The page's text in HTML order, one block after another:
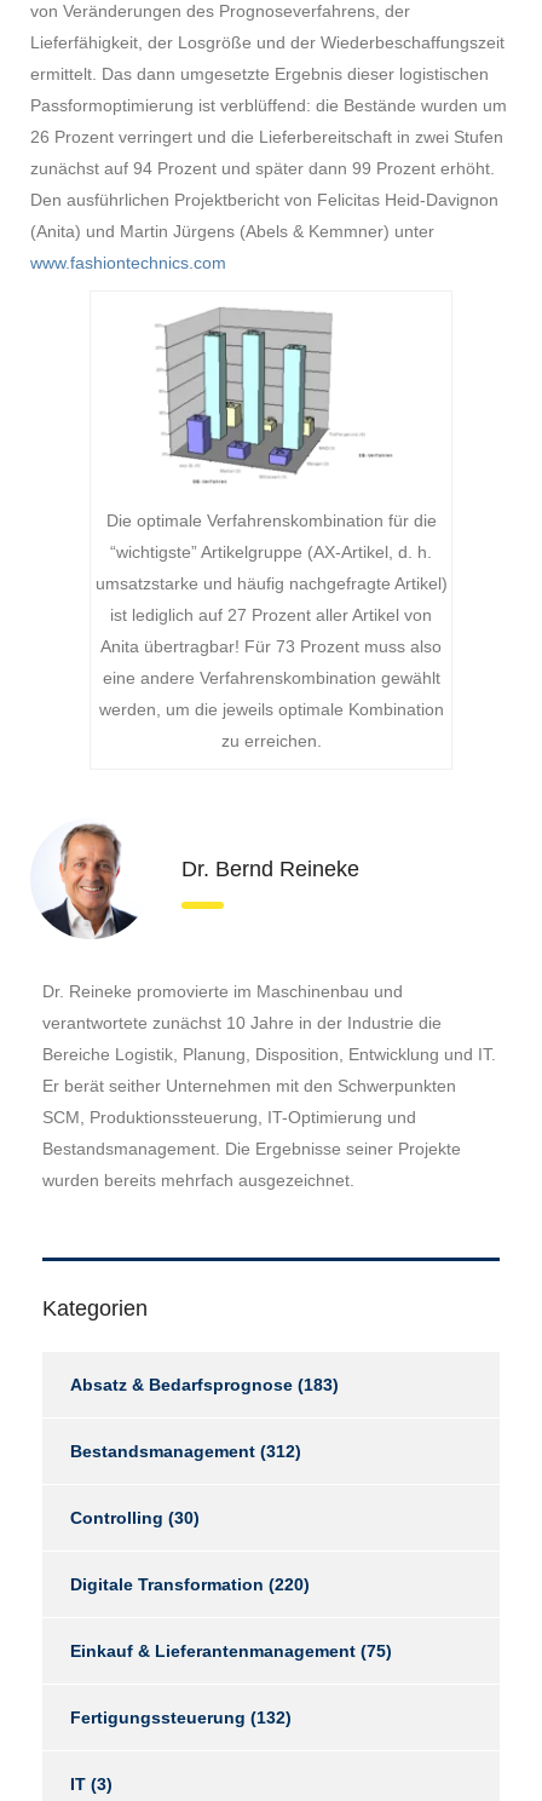
von Veränderungen des Prognoseverfahrens, der
Lieferfähigkeit, der Losgröße und der Wiederbeschaffungszeit
ermittelt. Das dann umgesetzte Ergebnis dieser logistischen
Passformoptimierung ist verblüffend: die Bestände wurden um
26 Prozent verringert und die Lieferbereitschaft in zwei Stufen
zunächst auf 94 Prozent und später dann 99 Prozent erhöht.
Den ausführlichen Projektbericht von Felicitas Heid-Davignon
(Anita) und Martin Jürgens (Abels & Kemmner) unter
www.fashiontechnics.com
Die optimale Verfahrenskombination für die
“wichtigste” Artikelgruppe (AX-Artikel, d. h.
umsatzstarke und häufig nachgefragte Artikel)
ist lediglich auf 27 Prozent aller Artikel von
Anita übertragbar! Für 73 Prozent muss also
eine andere Verfahrenskombination gewählt
werden, um die jeweils optimale Kombination
zu erreichen.
Dr. Bernd Reineke
Dr. Reineke promovierte im Maschinenbau und
verantwortete zunächst 10 Jahre in der Industrie die
Bereiche Logistik, Planung, Disposition, Entwicklung und IT.
Er berät seither Unternehmen mit den Schwerpunkten
SCM, Produktionssteuerung, IT-Optimierung und
Bestandsmanagement. Die Ergebnisse seiner Projekte
wurden bereits mehrfach ausgezeichnet.
Kategorien
Absatz & Bedarfsprognose (183)
Bestandsmanagement (312)
Controlling (30)
Digitale Transformation (220)
Einkauf & Lieferantenmanagement (75)
Fertigungssteuerung (132)
IT (3)